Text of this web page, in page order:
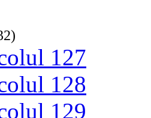
127
128
129